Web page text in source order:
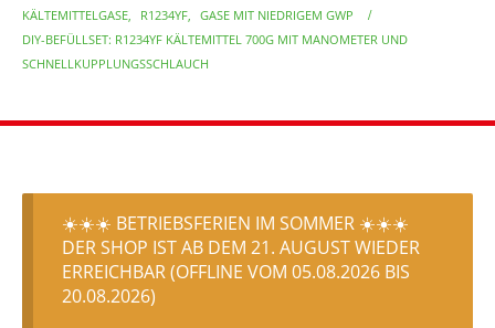
KÄLTEMITTELGASE, R1234YF, GASE MIT NIEDRIGEM GWP
DIY-BEFÜLLSET: R1234YF KÄLTEMITTEL 700G MIT MANOMETER UND
SCHNELLKUPPLUNGSSCHLAUCH
☀️☀️☀️ BETRIEBSFERIEN IM SOMMER ☀️☀️☀️
DER SHOP IST AB DEM 21. AUGUST WIEDER
ERREICHBAR (OFFLINE VOM 05.08.2026 BIS
20.08.2026)